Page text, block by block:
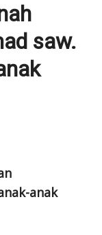
saw.
anak